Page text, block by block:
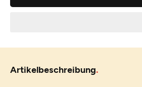
Artikelbeschreibung